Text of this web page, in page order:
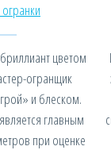
цветом
огранщик
и блеском.
главным
при оценке